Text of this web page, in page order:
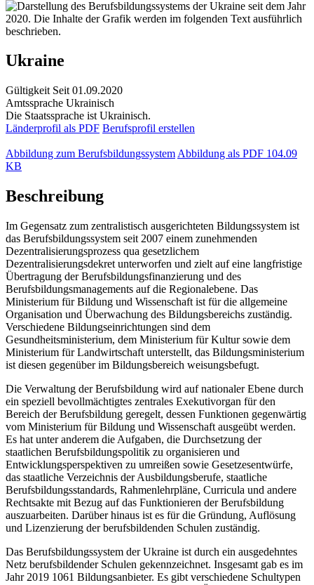
Ukraine
Gültigkeit Seit 01.09.2020
Amtssprache Ukrainisch
Die Staatssprache ist Ukrainisch.
Länderprofil als PDF Berufsprofil erstellen
Abbildung zum Berufsbildungssystem Abbildung als PDF 104.09
KB
Beschreibung
Im Gegensatz zum zentralistisch ausgerichteten Bildungssystem ist
das Berufsbildungssystem seit 2007 einem zunehmenden
Dezentralisierungsprozess qua gesetzlichem
Dezentralisierungsdekret unterworfen und zielt auf eine langfristige
Übertragung der Berufsbildungsfinanzierung und des
Berufsbildungsmanagements auf die Regionalebene. Das
Ministerium für Bildung und Wissenschaft ist für die allgemeine
Organisation und Überwachung des Bildungsbereichs zuständig.
Verschiedene Bildungseinrichtungen sind dem
Gesundheitsministerium, dem Ministerium für Kultur sowie dem
Ministerium für Landwirtschaft unterstellt, das Bildungsministerium
ist diesen gegenüber im Bildungsbereich weisungsbefugt.
Die Verwaltung der Berufsbildung wird auf nationaler Ebene durch
ein speziell bevollmächtigtes zentrales Exekutivorgan für den
Bereich der Berufsbildung geregelt, dessen Funktionen gegenwärtig
vom Ministerium für Bildung und Wissenschaft ausgeübt werden.
Es hat unter anderem die Aufgaben, die Durchsetzung der
staatlichen Berufsbildungspolitik zu organisieren und
Entwicklungsperspektiven zu umreißen sowie Gesetzesentwürfe,
das staatliche Verzeichnis der Ausbildungsberufe, staatliche
Berufsbildungsstandards, Rahmenlehrpläne, Curricula und andere
Rechtsakte mit Bezug auf das Funktionieren der Berufsbildung
auszuarbeiten. Darüber hinaus ist es für die Gründung, Auflösung
und Lizenzierung der berufsbildenden Schulen zuständig.
Das Berufsbildungssystem der Ukraine ist durch ein ausgedehntes
Netz berufsbildender Schulen gekennzeichnet. Insgesamt gab es im
Jahr 2019 1061 Bildungsanbieter. Es gibt verschiedene Schultypen